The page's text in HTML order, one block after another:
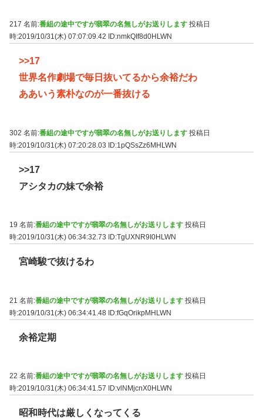
217 名前:番組の途中ですが翡翠の名無しがお送りします 投稿日
時:2019/10/31(木) 07:07:09.42
ID:nmkQIf8d0HLWN
>>17
世界名作劇場で毎日抜いてるから余裕だわ
ああいう素朴なのが一番抜ける
302 名前:番組の途中ですが翡翠の名無しがお送りします 投稿日
時:2019/10/31(木) 07:20:28.03 ID:1pQSsZz6MHLWN
>>17
アシタカの妹で余裕
19 名前:番組の途中ですが翡翠の名無しがお送りします 投稿日
時:2019/10/31(木) 06:34:32.73
ID:TgUXNR9I0HLWN
宮崎駿で抜けるわ
21 名前:番組の途中ですが翡翠の名無しがお送りします 投稿日
時:2019/10/31(木) 06:34:41.48 ID:fGqOrikpMHLWN
余裕定期
22 名前:番組の途中ですが翡翠の名無しがお送りします 投稿日
時:2019/10/31(木) 06:34:41.57
ID:vlNMjcnX0HLWN
昭和時代は厳しくなってくる